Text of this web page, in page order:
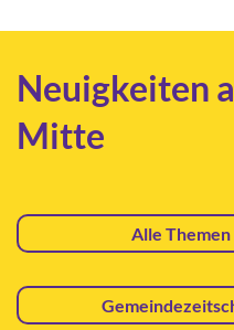
Neuigkeiten
Mitte
Alle